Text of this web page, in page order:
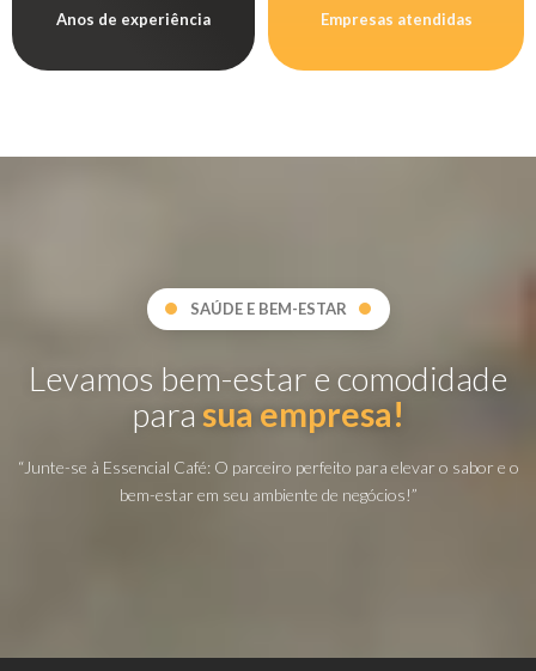
Anos de experiência Empresas atendidas
SAÚDE E BEM-ESTAR
Levamos bem-estar e comodidade
para sua empresa!
“Junte-se à Essencial Café: O parceiro perfeito para elevar o sabor e o
bem-estar em seu ambiente de negócios!”